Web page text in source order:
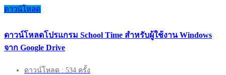
ดาวน์โหลด
ดาวน์โหลดโปรแกรม School Time สำหรับผู้ใช้งาน Windows
จาก Google Drive
ดาวน์โหลด : 534 ครั้ง